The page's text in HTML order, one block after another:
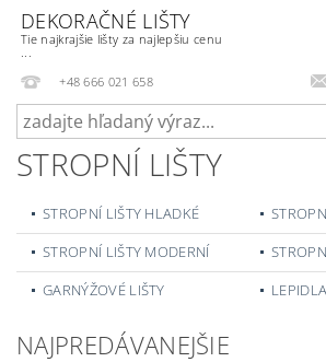
DEKORAČNÉ LIŠTY
Tie najkrajšie lišty za najlepšiu cenu
...
+48 666 021 658
STROPNÍ LIŠTY
STROPNÍ LIŠTY HLADKÉ
STROPNÍ LIŠTY MODERNÍ
GARNÝŽOVÉ LIŠTY
LEPIDLA
NAJPREDÁVANEJŠIE